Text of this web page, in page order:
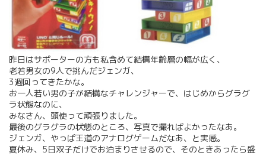
昨日はサポーターの方も私含めて結構年齢層の幅が広く、
老若男女の9人で挑んだジェンガ、
3週回ってきたかな。
お一人若い男の子が結構なチャレンジャーで、はじめからグラグ
ラ状態なのに、
みなさん、頭使って頑張りました。
最後のグラグラの状態のところ、写真で撮ればよかったなあ。
ジェンガ、やっぱ王道のアナログゲームだなあ、と実感。
夏休み、5日双子だけでお泊まりさせるので、そのときあったら盛